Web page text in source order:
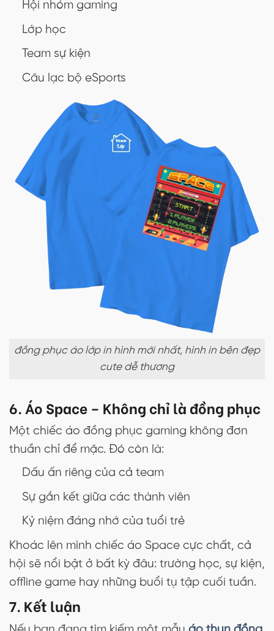
Hội nhóm gaming
Lớp học
Team sự kiện
Câu lạc bộ eSports
đồng phục áo lớp in hình mới nhất, hình in bên đẹp
cute dễ thương
6. Áo Space – Không chỉ là đồng phục
Một chiếc áo đồng phục gaming không đơn
thuần chỉ để mặc. Đó còn là:
Dấu ấn riêng của cả team
Sự gắn kết giữa các thành viên
Kỷ niệm đáng nhớ của tuổi trẻ
Khoác lên mình chiếc áo Space cực chất, cả
hội sẽ nổi bật ở bất kỳ đâu: trường học, sự kiện,
offline game hay những buổi tụ tập cuối tuần.
7. Kết luận